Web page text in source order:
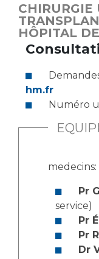
CHIRURGIE
HÔPITAL
hm.fr
Numéro
medecins:
Pr
service)
Pr
Pr
Dr